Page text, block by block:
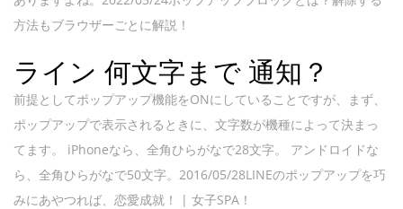
方法もブラウザーごとに解説！
ライン 何文字まで 通知？
前提としてポップアップ機能をONにしていることですが、まず、
ポップアップで表示されるときに、文字数が機種によって決まっ
てます。 iPhoneなら、全角ひらがなで28文字。 アンドロイドな
ら、全角ひらがなで50文字。2016/05/28LINEのポップアップを巧
みにあやつれば、恋愛成就！ | 女子SPA！